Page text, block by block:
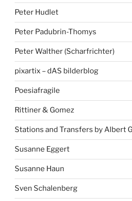
Peter Hudlet
Peter Padubrin-Thomys
Peter Walther (Scharfrichter)
pixartix – dAS bilderblog
Poesiafragile
Rittiner & Gomez
Stations and Transfers by Albert
Susanne Eggert
Susanne Haun
Sven Schalenberg